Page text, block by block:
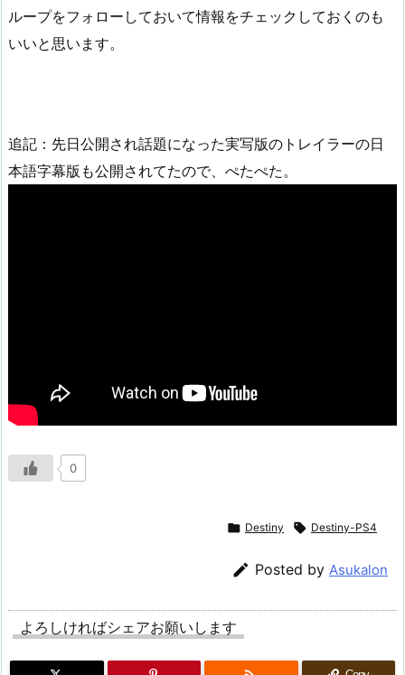
ループをフォローしておいて情報をチェックしておくのも
いいと思います。
追記：先日公開され話題になった実写版のトレイラーの日
本語字幕版も公開されてたので、ぺたぺた。
0
 Destiny  Destiny-PS4
 Posted by Asukalon
よろしければシェアお願いします